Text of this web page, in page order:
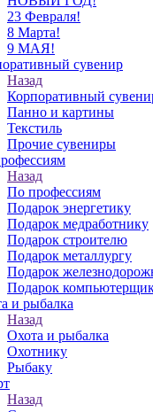
23 Февраля!
8 Марта!
9 МАЯ!
сувенир
Назад
Корпоративный
Панно и картины
Текстиль
Прочие сувениры
Назад
По профессиям
Подарок энергетику
Подарок медработнику
Подарок строителю
Подарок металлургу
Подарок
Подарок
и рыбалка
Назад
Охота и рыбалка
Охотнику
Рыбаку
Назад